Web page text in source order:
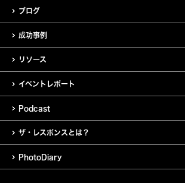
ブログ
成功事例
リソース
イベントレポート
Podcast
ザ・レスポンスとは？
PhotoDiary